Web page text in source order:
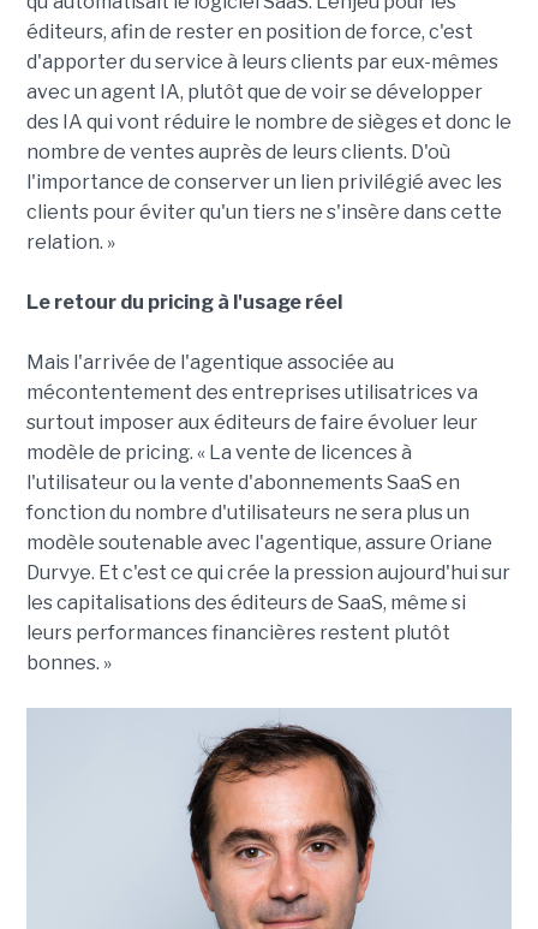
éditeurs, afin de rester en position de force, c'est
d'apporter du service à leurs clients par eux-mêmes
avec un agent IA, plutôt que de voir se développer
des IA qui vont réduire le nombre de sièges et donc le
nombre de ventes auprès de leurs clients. D'où
l'importance de conserver un lien privilégié avec les
clients pour éviter qu'un tiers ne s'insère dans cette
relation. »
Le retour du pricing à l'usage réel
Mais l'arrivée de l'agentique associée au
mécontentement des entreprises utilisatrices va
surtout imposer aux éditeurs de faire évoluer leur
modèle de pricing. « La vente de licences à
l'utilisateur ou la vente d'abonnements SaaS en
fonction du nombre d'utilisateurs ne sera plus un
modèle soutenable avec l'agentique, assure Oriane
Durvye. Et c'est ce qui crée la pression aujourd'hui sur
les capitalisations des éditeurs de SaaS, même si
leurs performances financières restent plutôt
bonnes. »